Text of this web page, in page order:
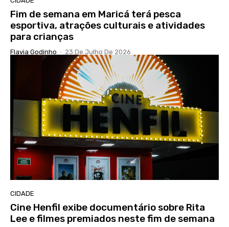
Fim de semana em Maricá terá pesca
esportiva, atrações culturais e atividades
para crianças
Flavia Godinho - 23 De Julho De 2026
CIDADE
Cine Henfil exibe documentário sobre Rita
Lee e filmes premiados neste fim de semana